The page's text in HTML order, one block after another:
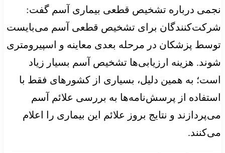
نجمی درباره تشخیص قطعی بیماری آسم گفت:
شرکت‌کنندگان برای تشخیص قطعی آسم می‌بایست
توسط پزشکان در مرحله بعدی معاینه و اسپیرومتری
شوند. هزینه ارزیابی‌ها تشخیص آسم بسیار زیاد
است؛ به همین دلیل، بسیاری از کشورهای فقط با
استفاده از پرسش‌نامه‌ها به بررسی علائم آسم
می‌پردازند و نتایج بروز علائم این بیماری را اعلام
می‌کنند.